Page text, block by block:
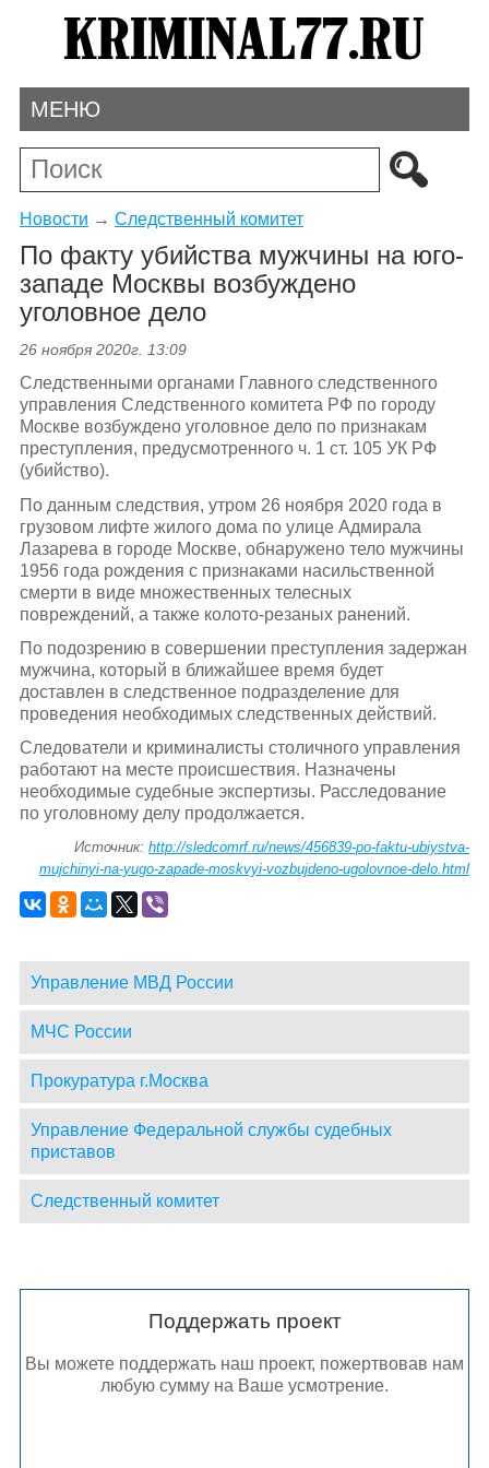
МЕНЮ
Новости → Следственный комитет
По факту убийства мужчины на юго-
западе Москвы возбуждено
уголовное дело
26 ноября 2020г. 13:09
Следственными органами Главного следственного
управления Следственного комитета РФ по городу
Москве возбуждено уголовное дело по признакам
преступления, предусмотренного ч. 1 ст. 105 УК РФ
(убийство).
По данным следствия, утром 26 ноября 2020 года в
грузовом лифте жилого дома по улице Адмирала
Лазарева в городе Москве, обнаружено тело мужчины
1956 года рождения с признаками насильственной
смерти в виде множественных телесных
повреждений, а также колото-резаных ранений.
По подозрению в совершении преступления задержан
мужчина, который в ближайшее время будет
доставлен в следственное подразделение для
проведения необходимых следственных действий.
Следователи и криминалисты столичного управления
работают на месте происшествия. Назначены
необходимые судебные экспертизы. Расследование
по уголовному делу продолжается.
Источник:http://sledcomrf.ru/news/456839-po-faktu-ubiystva-
mujchinyi-na-yugo-zapade-moskvyi-vozbujdeno-ugolovnoe-delo.html
Управление МВД России
МЧС России
Прокуратура г.Москва
Управление Федеральной службы судебных
приставов
Следственный комитет
Поддержать проект
Вы можете поддержать наш проект, пожертвовав нам
любую сумму на Ваше усмотрение.